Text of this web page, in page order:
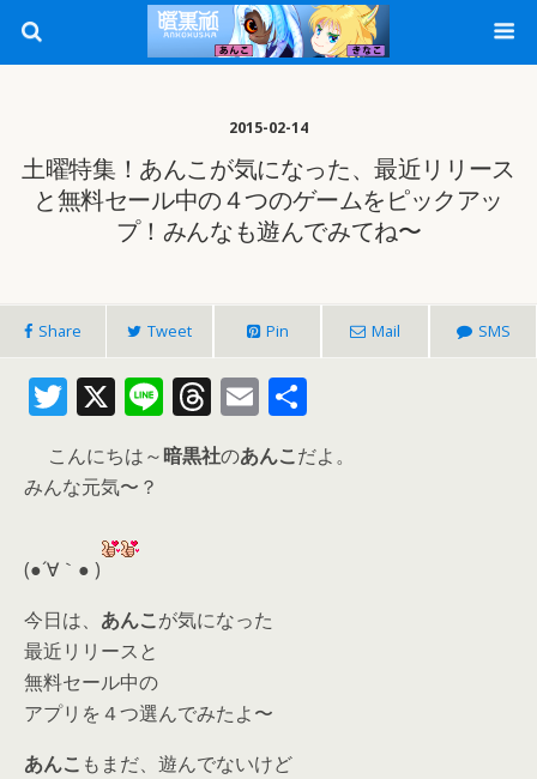
2015-02-14
土曜特集！あんこが気になった、最近リリース
と無料セール中の４つのゲームをピックアッ
プ！みんなも遊んでみてね〜
Share Tweet Pin Mail SMS
T
w
itt
er
X Li
n
e
T
h
re
E
m
ai
有
こんにちは～暗黒社のあんこだよ。
みんな元気〜？
(●´∀｀● )
今日は、 あんこが気になった
最近リリースと
無料セール中の
アプリを４つ選んでみたよ〜
あんこ もまだ、遊んでないけど